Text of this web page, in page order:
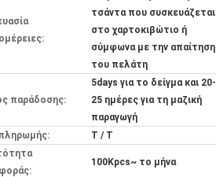
τσάντα που συσκευάζεται
στο χαρτοκιβώτιο ή
σύμφωνα με την απαίτηση
του πελάτη
παράδοσης:
5days για το δείγμα και 20-
25 ημέρες για τη μαζική
παραγωγή
T / T
100Kpcs~ το μήνα